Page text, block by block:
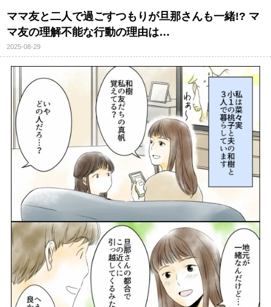
ママ友と二人で過ごすつもりが旦那さんも一緒!? マ
マ友の理解不能な行動の理由は…
2025-08-29